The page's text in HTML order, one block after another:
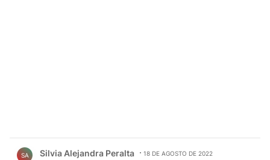
SA Silvia Alejandra Peralta 18 DE AGOSTO DE 2022